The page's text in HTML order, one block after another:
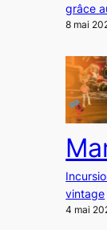
grâce
8 mai
vintage
4 mai